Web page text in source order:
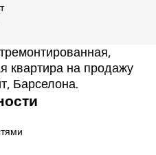
квартира на продажу
Барселона.